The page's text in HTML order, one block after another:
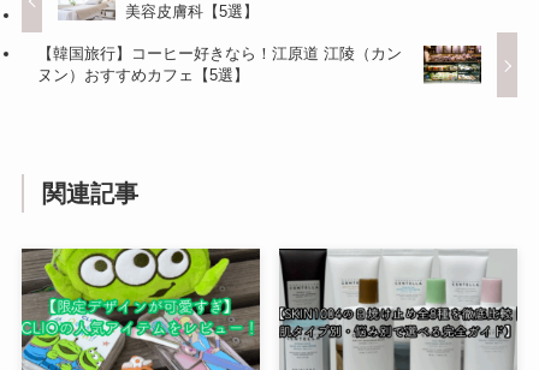
美容皮膚科【5選】
【韓国旅行】コーヒー好きなら！江原道 江陵（カン
ヌン）おすすめカフェ【5選】
関連記事